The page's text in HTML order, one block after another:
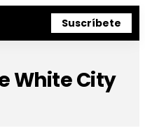
Suscríbete
White City